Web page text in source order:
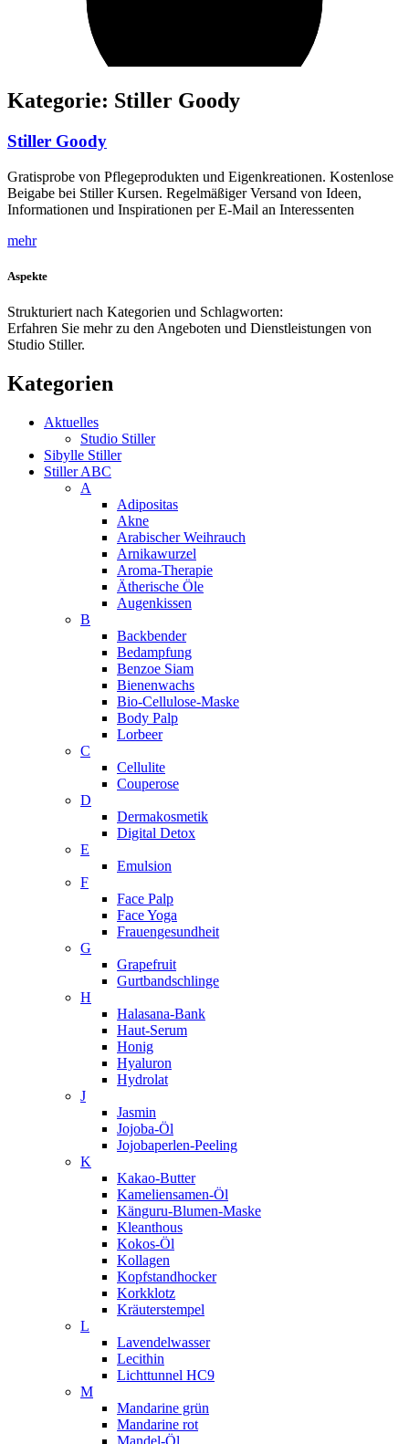
Kategorie: Stiller Goody
Stiller Goody
Gratisprobe von Pflegeprodukten und Eigenkreationen. Kostenlose
Beigabe bei Stiller Kursen. Regelmäßiger Versand von Ideen,
Informationen und Inspirationen per E-Mail an Interessenten
mehr
Aspekte
Strukturiert nach Kategorien und Schlagworten:
Erfahren Sie mehr zu den Angeboten und Dienstleistungen von
Studio Stiller.
Kategorien
Aktuelles
Studio Stiller
Sibylle Stiller
Stiller ABC
A
Adipositas
Akne
Arabischer Weihrauch
Arnikawurzel
Aroma-Therapie
Ätherische Öle
Augenkissen
B
Backbender
Bedampfung
Benzoe Siam
Bienenwachs
Bio-Cellulose-Maske
Body Palp
Lorbeer
C
Cellulite
Couperose
D
Dermakosmetik
Digital Detox
E
Emulsion
F
Face Palp
Face Yoga
Frauengesundheit
G
Grapefruit
Gurtbandschlinge
H
Halasana-Bank
Haut-Serum
Honig
Hyaluron
Hydrolat
J
Jasmin
Jojoba-Öl
Jojobaperlen-Peeling
K
Kakao-Butter
Kameliensamen-Öl
Känguru-Blumen-Maske
Kleanthous
Kokos-Öl
Kollagen
Kopfstandhocker
Korkklotz
Kräuterstempel
L
Lavendelwasser
Lecithin
Lichttunnel HC9
M
Mandarine grün
Mandarine rot
Mandel-Öl